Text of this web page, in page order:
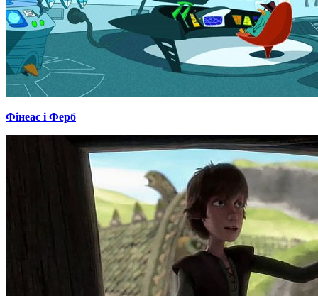
Фінеас і Ферб